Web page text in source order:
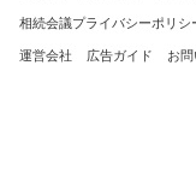
相続会議プライバシーポリシ
運営会社 広告ガイド お